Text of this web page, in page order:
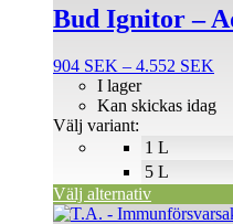
Bud Ignitor –
904 SEK – 4.552 SEK
till
1 L
5 L
I lager
Kan skickas idag
Välj variant:
Välj alternativ
produkten
har
varianter.
olika
alternativen
på
produktsidan
Den